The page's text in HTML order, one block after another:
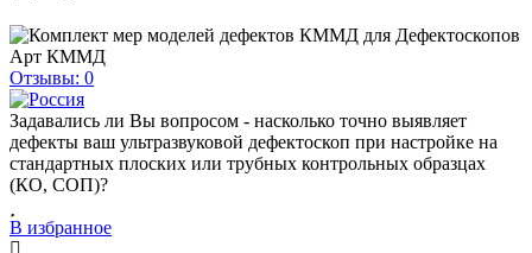
Арт КММД
Отзывы: 0
Задавались ли Вы вопросом - насколько точно выявляет
дефекты ваш ультразвуковой дефектоскоп при настройке на
стандартных плоских или трубных контрольных образцах
(КО, СОП)?
В избранное